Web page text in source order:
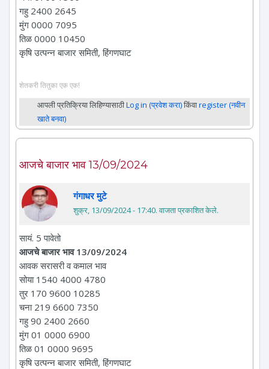
गहु 2400 2645
मुंग 0000 7095
तिळ 0000 10450
कृषि उत्पन्न बाजार समिती, हिंगणघाट
शेतकरी तितुका एक एक!
आपली प्रतिक्रिया लिहिण्यासाठीLog in (प्रवेश करा)किंवाregister (नवीन
खाते बनवा)
आजचे बाजार भाव 13/09/2024
गंगाधर मुटे
शुक्र, 13/09/2024 - 17:40. वाजता प्रकाशित केले.
सायं. 5 पावेतो
आजचे बाजार भाव 13/09/2024
आवक सरासरी व कमाल भाव
सोया 1540 4000 4780
तुर 170 9600 10285
चना 219 6600 7350
गहु 90 2400 2660
मुंग 01 0000 6900
तिळ 01 0000 9695
कृषि उत्पन्न बाजार समिती, हिंगणघाट